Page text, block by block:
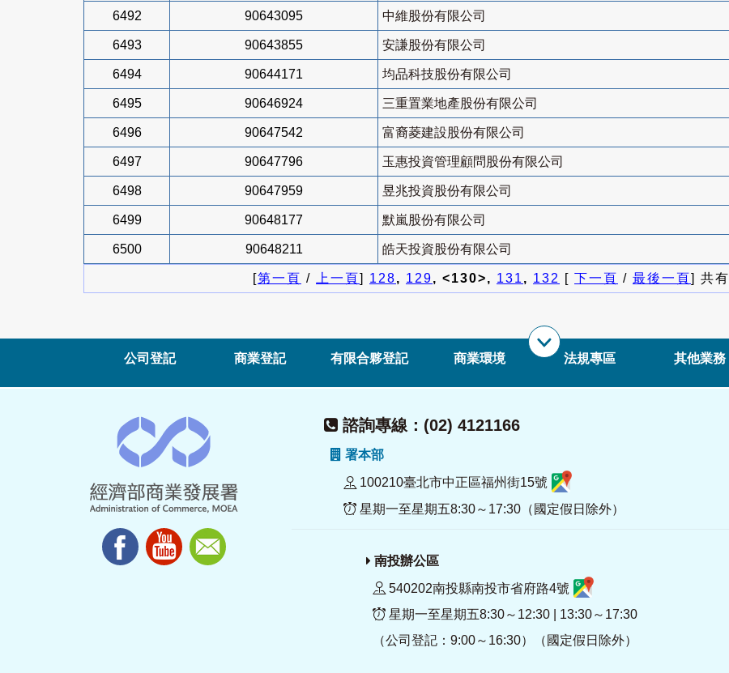
6492 90643095 中維股份有限公司
6493 90643855 安謙股份有限公司
6494 90644171 均品科技股份有限公司
6495 90646924 三重置業地產股份有限公司
6496 90647542 富裔菱建設股份有限公司
6497 90647796 玉惠投資管理顧問股份有限公司
6498 90647959 昱兆投資股份有限公司
6499 90648177 默嵐股份有限公司
6500 90648211 皓天投資股份有限公司
[第一頁 / 上一頁] 128, 129, <130>, 131, 132 [ 下一頁 / 最後一頁] 共有
公司登記 商業登記 有限合夥登記 商業環境 法規專區 其他業務
諮詢專線：(02) 4121166
署本部
100210臺北市中正區福州街15號
星期一至星期五8:30～17:30（國定假日除外）
南投辦公區
540202南投縣南投市省府路4號
星期一至星期五8:30～12:30 | 13:30～17:30
（公司登記：9:00～16:30）（國定假日除外）